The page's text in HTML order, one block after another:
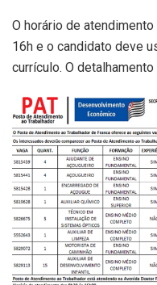
O horário de
16h e o candidato deve
currículo. O